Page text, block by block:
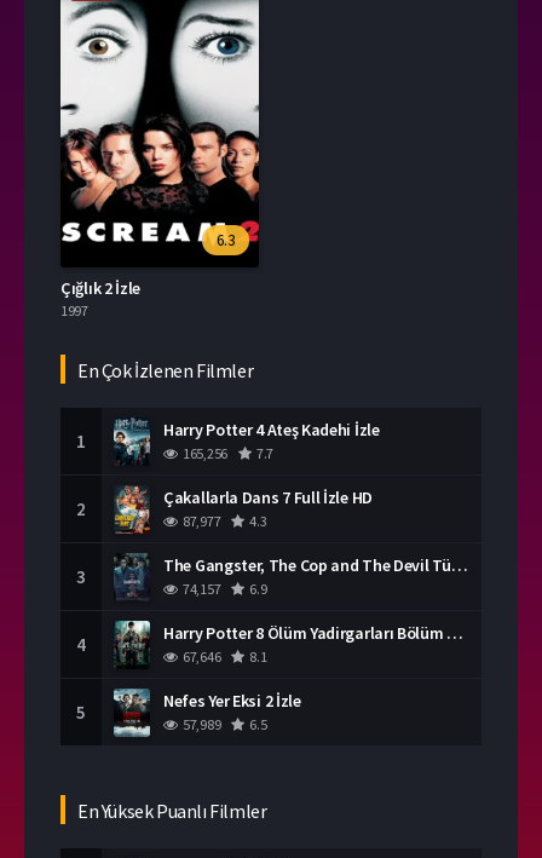
6.3
Çığlık 2 İzle
1997
En Çok İzlenen Filmler
1 Harry Potter 4 Ateş Kadehi İzle
165,256 7.7
2 Çakallarla Dans 7 Full İzle HD
87,977 4.3
3 The Gangster, The Cop and The Devil Türkçe Dublaj İzle
74,157 6.9
4 Harry Potter 8 Ölüm Yadirgarları Bölüm 2 İzle
67,646 8.1
5 Nefes Yer Eksi 2 İzle
57,989 6.5
En Yüksek Puanlı Filmler